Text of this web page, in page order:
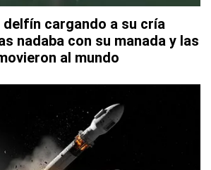
delfín cargando a su cría
nadaba con su manada y las
al mundo